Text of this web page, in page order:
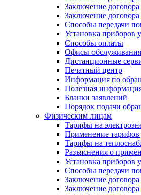
Заключение
Заключение
Способы передачи
Установка приборов
Способы оплаты
Офисы обслуживания
Дистанционные
Печатный центр
Информация по
Полезная
Бланки заявлений
Порядок подачи
Физическим лицам
Тарифы на
Применение тарифов
Тарифы на
Разъяснения о
Установка приборов
Способы передачи
Заключение
Заключение